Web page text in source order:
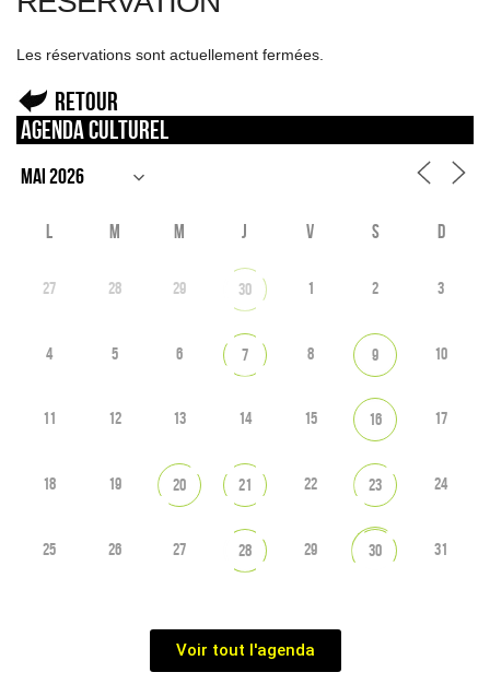
Les réservations sont actuellement fermées.
Retour
Agenda culturel
L M M J V S D
27 28 29 30 1 2 3
4 5 6 7 8 9 10
11 12 13 14 15 16 17
18 19 20 21 22 23 24
25 26 27 28 29 30 31
Voir tout l'agenda